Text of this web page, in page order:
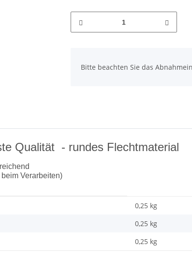
Bitte beachten Sie das
Qualität - rundes Flechtmaterial
Verarbeiten)
0,25 kg
0,25 kg
0,25 kg